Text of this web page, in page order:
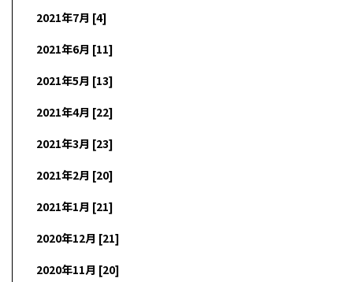
2021年7月 [4]
2021年6月 [11]
2021年5月 [13]
2021年4月 [22]
2021年3月 [23]
2021年2月 [20]
2021年1月 [21]
2020年12月 [21]
2020年11月 [20]